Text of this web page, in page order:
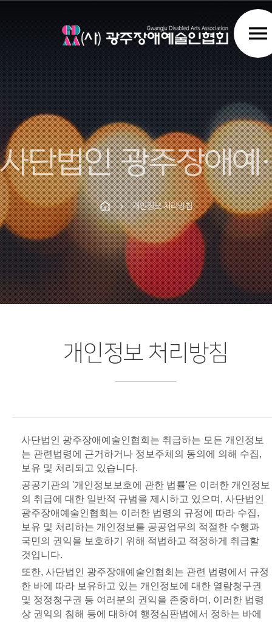
menu
사단
chevron_right 개인정보 처리방침
개인정보 처리방침
사단법인 광주장애예술인협회는 취급하는 모든 개인정보
는 관련법령에 근거하거나 정보주체의 동의에 의해 수집,
보유 및 처리되고 있습니다.
공공기관의 '개인정보보호에 관한 법률'은 이러한 개인정보
의 취급에 대한 일반적 규범을 제시하고 있으며, 사단법인
광주장애예술인협회는 이러한 법령의 규정에 따라 수집,
보유 및 처리하는 개인정보를 공공업무의 적절한 수행과
국민의 권익을 보호하기 위해 적법하고 적정하게 취급할
것입니다.
또한, 사단법인 광주장애예술인협회는 관련 법령에서 규정
한 바에 따라 보유하고 있는 개인정보에 대한 열람청구권
및 정정청구권 등 여러분의 권익을 존중하며, 이러한 법령
상 권익의 침해 등에 대하여 행정심판법에서 정하는 바에